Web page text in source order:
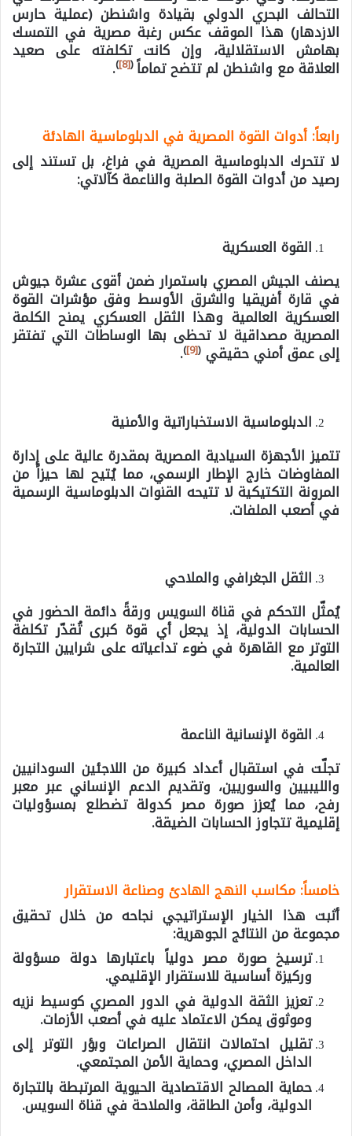
التحالف البحري الدولي بقيادة واشنطن (عملية حارس
الازدهار) هذا الموقف عكس رغبة مصرية في التمسك
بهامش الاستقلالية، وإن كانت تكلفته على صعيد
العلاقة مع واشنطن لم تتضح تماماً(
[8]
)
.
رابعاً: أدوات القوة المصرية في الدبلوماسية الهادئة
لا تتحرك الدبلوماسية المصرية في فراغ، بل تستند إلى
رصيد من أدوات القوة الصلبة والناعمةكآلاتي:
القوة العسكرية
يصنف الجيش المصري باستمرار ضمن أقوى عشرة جيوش
في قارة أفريقيا والشرق الأوسط وفق مؤشرات القوة
العسكرية العالمية وهذا الثقل العسكري يمنح الكلمة
المصرية مصداقية لا تحظى بها الوساطات التي تفتقر
إلى عمق أمني حقيقي (
[9]
)
.
الدبلوماسية الاستخباراتية والأمنية
تتميز الأجهزة السيادية المصرية بمقدرة عالية على إدارة
المفاوضات خارج الإطار الرسمي، مما يُتيح لها حيزاً من
المرونة التكتيكية لا تتيحه القنوات الدبلوماسية الرسمية
في أصعب الملفات.
الثقل الجغرافي والملاحي
يُمثّل التحكم في قناة السويس ورقةً دائمة الحضور في
الحسابات الدولية، إذ يجعل أي قوة كبرى تُقدّر تكلفة
التوتر مع القاهرة في ضوء تداعياته على شرايين التجارة
العالمية.
القوة الإنسانية الناعمة
تجلّت في استقبال أعداد كبيرة من اللاجئين السودانيين
والليبيين والسوريين، وتقديم الدعم الإنساني عبر معبر
رفح، مما يُعزز صورة مصر كدولة تضطلع بمسؤوليات
إقليمية تتجاوز الحسابات الضيقة.
خامساً: مكاسب النهج الهادئ وصناعة الاستقرار
أثبت هذا الخيار الإستراتيجي نجاحه من خلال تحقيق
مجموعة من النتائج الجوهرية:
ترسيخ صورة مصردولياً باعتبارها دولة مسؤولة
وركيزة أساسية للاستقرار الإقليمي.
تعزيز الثقة الدولية في الدور المصري كوسيط نزيه
وموثوق يمكن الاعتماد عليه في أصعب الأزمات.
تقليل احتمالات انتقال الصراعات وبؤر التوتر إلى
الداخل المصري، وحماية الأمن المجتمعي.
حماية المصالح الاقتصادية الحيوية المرتبطة بالتجارة
الدولية، وأمن الطاقة، والملاحة في قناة السويس.